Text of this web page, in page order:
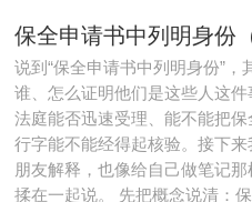
说到“保全申请书中列明身份”
谁、怎么证明他们是这些人这
法庭能否迅速受理、能不能把
行字能不能经得起核验。接下
朋友解释，也像给自己做笔记
揉在一起说。 先把概念说清：